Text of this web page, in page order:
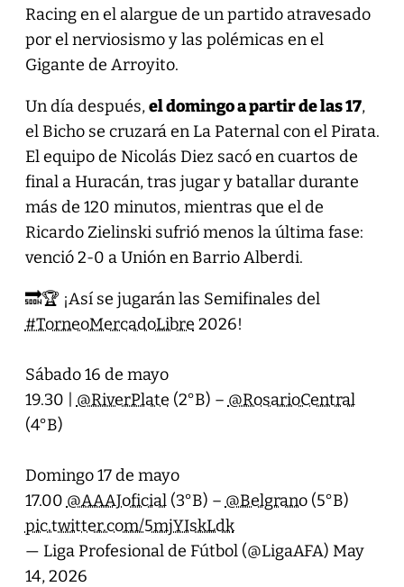
Racing en el alargue de un partido atravesado
por el nerviosismo y las polémicas en el
Gigante de Arroyito.
Un día después,el domingo a partir de las 17,
el Bicho se cruzará en La Paternal con el Pirata.
El equipo de Nicolás Diez sacó en cuartos de
final a Huracán, tras jugar y batallar durante
más de 120 minutos, mientras que el de
Ricardo Zielinski sufrió menos la última fase:
venció 2-0 a Unión en Barrio Alberdi.
🔜🏆 ¡Así se jugarán las Semifinales del
#TorneoMercadoLibre 2026!
Sábado 16 de mayo
19.30 | @RiverPlate (2°B) – @RosarioCentral
(4°B)
Domingo 17 de mayo
17.00 @AAAJoficial(3°B) – @Belgrano(5°B)
pic.twitter.com/5mjYIskLdk
— Liga Profesional de Fútbol (@LigaAFA) May
14, 2026